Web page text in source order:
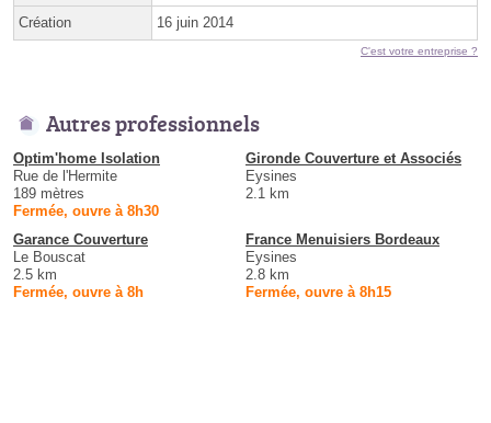
Création 16 juin 2014
C'est votre entreprise ?
Autres professionnels
Optim'home Isolation
Rue de l'Hermite
189 mètres
Fermée, ouvre à 8h30
Gironde Couverture et Associés
Eysines
2.1 km
Garance Couverture
Le Bouscat
2.5 km
Fermée, ouvre à 8h
France Menuisiers Bordeaux
Eysines
2.8 km
Fermée, ouvre à 8h15